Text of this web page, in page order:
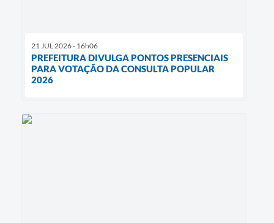
21 JUL 2026 - 16h06
PREFEITURA DIVULGA PONTOS PRESENCIAIS
PARA VOTAÇÃO DA CONSULTA POPULAR
2026